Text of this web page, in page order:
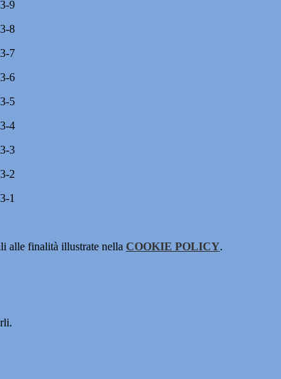
alle finalità illustrate nella COOKIE POLICY.